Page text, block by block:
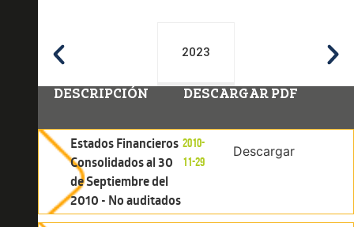
2023
DESCRIPCIÓN DESCARGAR PDF
Estados Financieros
Consolidados al 30
de Septiembre del
2010 - No auditados
2010-
11-29
Descargar